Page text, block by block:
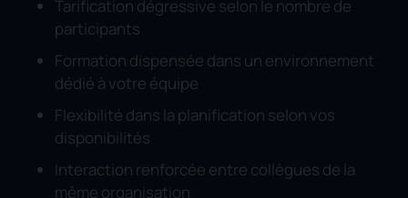
Tarification dégressive selon le nombre de
participants
Formation dispensée dans un environnement
dédié à votre équipe
Flexibilité dans la planification selon vos
disponibilités
Interaction renforcée entre collègues de la
même organisation